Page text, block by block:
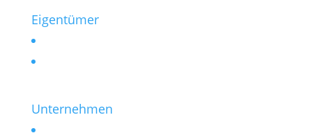
Eigentümer
Unternehmen